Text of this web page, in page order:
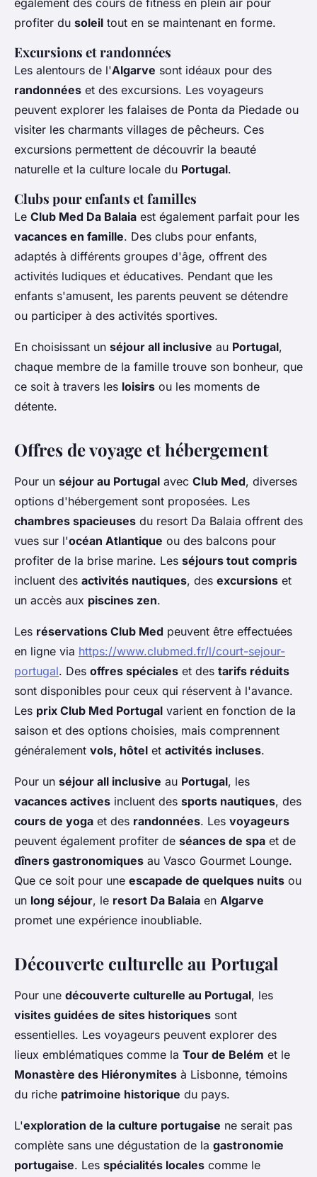
également des cours de fitness en plein air pour
profiter du soleil tout en se maintenant en forme.
Excursions et randonnées
Les alentours de l'Algarve sont idéaux pour des
randonnées et des excursions. Les voyageurs
peuvent explorer les falaises de Ponta da Piedade ou
visiter les charmants villages de pêcheurs. Ces
excursions permettent de découvrir la beauté
naturelle et la culture locale du Portugal.
Clubs pour enfants et familles
Le Club Med Da Balaia est également parfait pour les
vacances en famille. Des clubs pour enfants,
adaptés à différents groupes d'âge, offrent des
activités ludiques et éducatives. Pendant que les
enfants s'amusent, les parents peuvent se détendre
ou participer à des activités sportives.
En choisissant un séjour all inclusive au Portugal,
chaque membre de la famille trouve son bonheur, que
ce soit à travers les loisirs ou les moments de
détente.
Offres de voyage et hébergement
Pour un séjour au Portugal avec Club Med, diverses
options d'hébergement sont proposées. Les
chambres spacieuses du resort Da Balaia offrent des
vues sur l'océan Atlantique ou des balcons pour
profiter de la brise marine. Les séjours tout compris
incluent des activités nautiques, des excursions et
un accès aux piscines zen.
Les réservations Club Med peuvent être effectuées
en ligne via https://www.clubmed.fr/l/court-sejour-
portugal. Des offres spéciales et des tarifs réduits
sont disponibles pour ceux qui réservent à l'avance.
Les prix Club Med Portugal varient en fonction de la
saison et des options choisies, mais comprennent
généralement vols, hôtel et activités incluses.
Pour un séjour all inclusive au Portugal, les
vacances actives incluent des sports nautiques, des
cours de yoga et des randonnées. Les voyageurs
peuvent également profiter de séances de spa et de
dîners gastronomiques au Vasco Gourmet Lounge.
Que ce soit pour une escapade de quelques nuits ou
un long séjour, le resort Da Balaia en Algarve
promet une expérience inoubliable.
Découverte culturelle au Portugal
Pour une découverte culturelle au Portugal, les
visites guidées de sites historiques sont
essentielles. Les voyageurs peuvent explorer des
lieux emblématiques comme la Tour de Belém et le
Monastère des Hiéronymites à Lisbonne, témoins
du riche patrimoine historique du pays.
L'exploration de la culture portugaise ne serait pas
complète sans une dégustation de la gastronomie
portugaise. Les spécialités locales comme le